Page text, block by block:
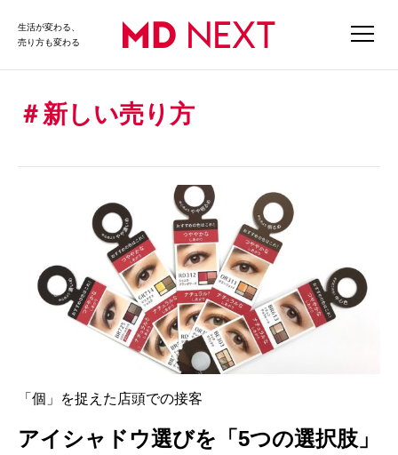
生活が変わる、
売り方も変わる
新しい売り方
「個」を捉えた店頭での接客
アイシャドウ選びを「5つの選択肢」